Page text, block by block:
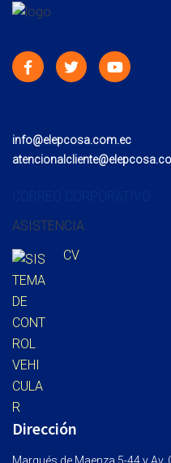
info@elepcosa.com.ec
ASISTENCIA
CV
Dirección
Marqués de Maenza 5-44 y Av.